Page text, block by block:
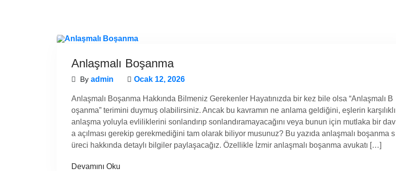
Anlaşmalı Boşanma
By admin Ocak 12, 2026
Anlaşmalı Boşanma Hakkında Bilmeniz Gerekenler Hayatınızda bir kez bile olsa “Anlaşmalı B
oşanma” terimini duymuş olabilirsiniz. Ancak bu kavramın ne anlama geldiğini, eşlerin karşılıklı
anlaşma yoluyla evliliklerini sonlandırıp sonlandıramayacağını veya bunun için mutlaka bir dav
a açılması gerekip gerekmediğini tam olarak biliyor musunuz? Bu yazıda anlaşmalı boşanma s
üreci hakkında detaylı bilgiler paylaşacağız. Özellikle İzmir anlaşmalı boşanma avukatı […]
Devamını Oku